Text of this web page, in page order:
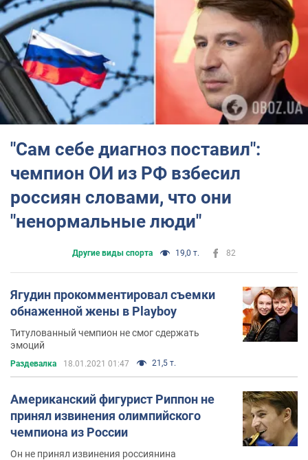
"Сам себе диагноз поставил":
чемпион ОИ из РФ взбесил
россиян словами, что они
"ненормальные люди"
Другие виды спорта 19,0 т. 82
Ягудин прокомментировал съемки
обнаженной жены в Playboy
Титулованный чемпион не смог сдержать
эмоций
Раздевалка 18.01.2021 01:47 21,5 т.
Американский фигурист Риппон не
принял извинения олимпийского
чемпиона из России
Он не принял извинения россиянина